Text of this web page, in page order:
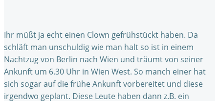
Ihr müßt ja echt einen Clown gefrühstückt haben. Da
schläft man unschuldig wie man halt so ist in einem
Nachtzug von Berlin nach Wien und träumt von seiner
Ankunft um 6.30 Uhr in Wien West. So manch einer hat
sich sogar auf die frühe Ankunft vorbereitet und diese
irgendwo geplant. Diese Leute haben dann z.B. ein